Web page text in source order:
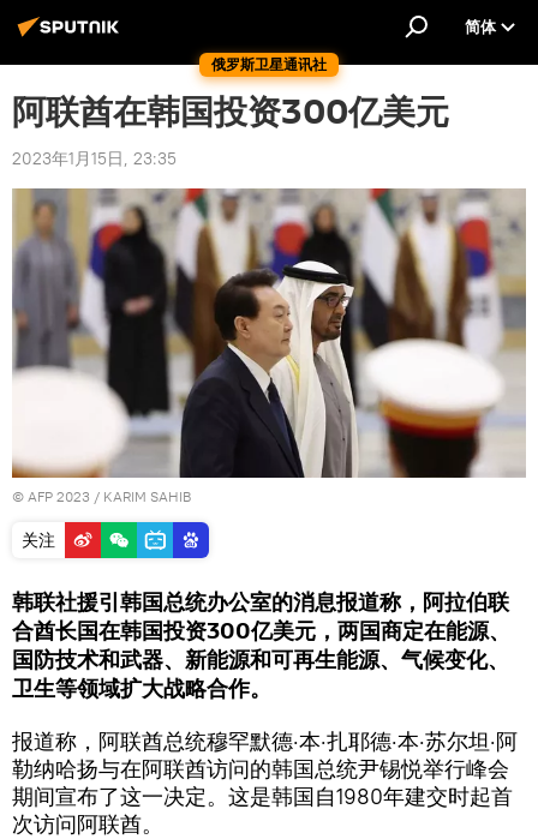
俄罗斯卫星通讯社
简体
阿联酋在韩国投资300亿美元
2023年1月15日, 23:35
© AFP 2023 / KARIM SAHIB
关注
韩联社援引韩国总统办公室的消息报道称，阿拉伯联
合酋长国在韩国投资300亿美元，两国商定在能源、
国防技术和武器、新能源和可再生能源、气候变化、
卫生等领域扩大战略合作。
报道称，阿联酋总统穆罕默德·本·扎耶德·本·苏尔坦·阿
勒纳哈扬与在阿联酋访问的韩国总统尹锡悦举行峰会
期间宣布了这一决定。这是韩国自1980年建交时起首
次访问阿联酋。